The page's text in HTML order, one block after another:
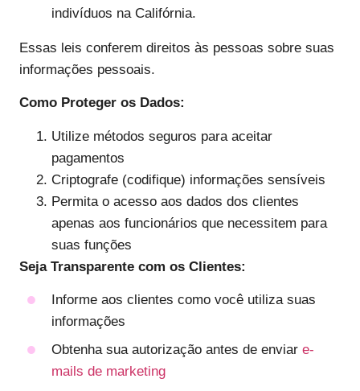
indivíduos na Califórnia.
Essas leis conferem direitos às pessoas sobre suas
informações pessoais.
Como Proteger os Dados:
Utilize métodos seguros para aceitar
pagamentos
Criptografe (codifique) informações sensíveis
Permita o acesso aos dados dos clientes
apenas aos funcionários que necessitem para
suas funções
Seja Transparente com os Clientes:
Informe aos clientes como você utiliza suas
informações
Obtenha sua autorização antes de enviar e-
mails de marketing